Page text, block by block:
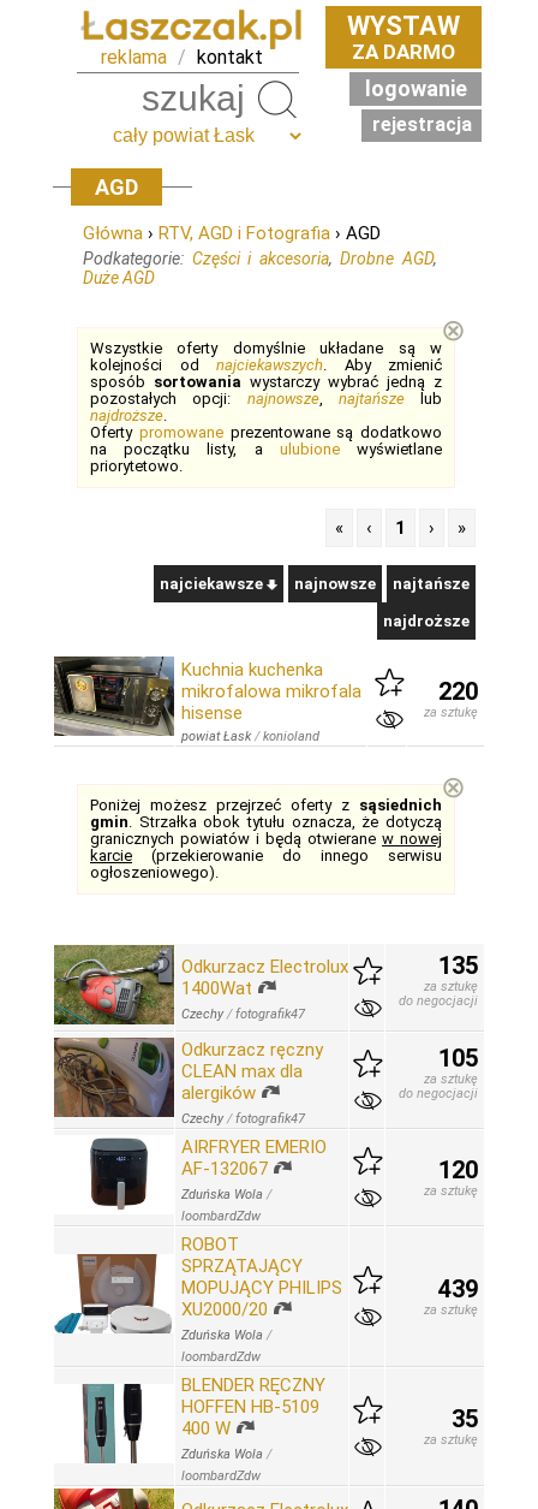
reklama / kontakt
WYSTAW
ZA DARMO
logowanie
rejestracja
AGD
Główna › RTV, AGD i Fotografia › AGD
Podkategorie: Części i akcesoria,Drobne AGD,
Duże AGD
Wszystkie oferty domyślnie układane są w
kolejności od najciekawszych. Aby zmienić
sposób sortowania wystarczy wybrać jedną z
pozostałych opcji: najnowsze, najtańszelub
najdroższe.
Oferty promowaneprezentowane są dodatkowo
na początku listy, a ulubionewyświetlane
priorytetowo.
⊗
« ‹ 1 › »
najciekawsze najnowsze najtańsze
najdroższe
Kuchnia kuchenka
mikrofalowa mikrofala
hisense
powiat Łask/konioland
220
za sztukę
Poniżej możesz przejrzeć oferty z sąsiednich
gmin. Strzałka obok tytułu oznacza, że dotyczą
granicznych powiatów i będą otwierane w nowej
karcie (przekierowanie do innego serwisu
ogłoszeniowego).
⊗
Odkurzacz Electrolux
1400Wat
Czechy /fotografik47
135
za sztukę
do negocjacji
Odkurzacz ręczny
CLEAN max dla
alergików
Czechy /fotografik47
105
za sztukę
do negocjacji
AIRFRYER EMERIO
AF-132067
Zduńska Wola /
loombardZdw
120
za sztukę
ROBOT
SPRZĄTAJĄCY
MOPUJĄCY PHILIPS
XU2000/20
Zduńska Wola /
loombardZdw
439
za sztukę
BLENDER RĘCZNY
HOFFEN HB-5109
400 W
Zduńska Wola /
loombardZdw
35
za sztukę